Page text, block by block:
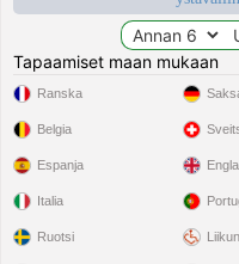
Tapaamiset maan mukaan
Ranska
Belgia
Espanja
Italia
Ruotsi